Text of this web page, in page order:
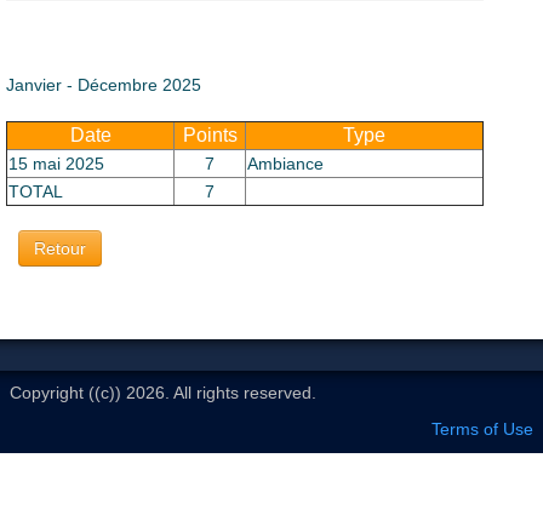
Janvier - Décembre 2025
Date Points Type
15 mai 2025 7
Ambiance
TOTAL
7
Retour
Copyright ((c)) 2026. All rights reserved.
Terms of Use